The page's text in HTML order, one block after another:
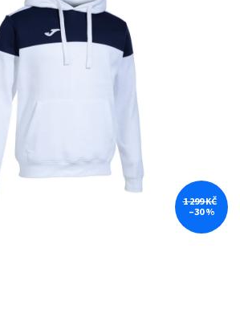
1 299 KČ
–30 %